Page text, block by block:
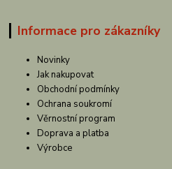
Informace pro zákazníky
Novinky
Jak nakupovat
Obchodní podmínky
Ochrana soukromí
Věrnostní program
Doprava a platba
Výrobce